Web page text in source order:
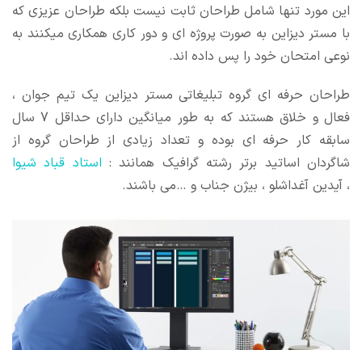
این مورد تنها شامل طراحان ثابت نیست بلکه طراحان عزیزی که
با مستر دیزاین به صورت پروژه ای و دور کاری همکاری میکنند به
نوعی امتحان خود را پس داده اند.
طراحان حرفه ای گروه تبلیغاتی مستر دیزاین یک تیم جوان ،
فعال و خلاق هستند که به طور میانگین دارای حداقل 7 سال
سابقه کار حرفه ای بوده و تعداد زیادی از طراحان گروه از
شاگردان اساتید برتر رشته گرافیک همانند : استاد قباد شیوا
، آیدین آغداشلو ، بیژن جناب و …می باشند.